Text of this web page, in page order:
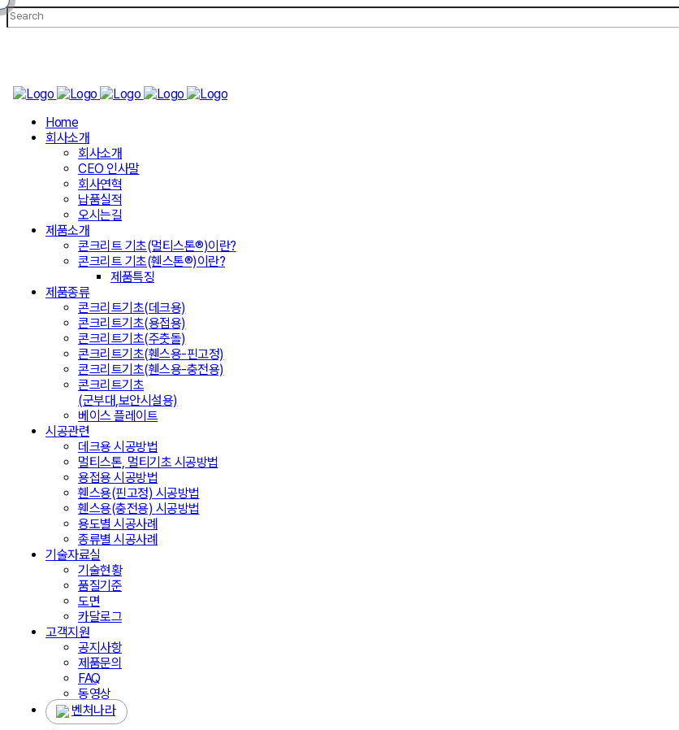
Home
회사소개
회사소개
CEO 인사말
회사연혁
납품실적
오시는길
제품소개
콘크리트 기초(멀티스톤®)이란?
콘크리트 기초(휀스톤®)이란?
제품특징
제품종류
콘크리트기초(데크용)
콘크리트기초(용접용)
콘크리트기초(주춧돌)
콘크리트기초(휀스용-핀고정)
콘크리트기초(휀스용-충전용)
콘크리트기초
(군부대,보안시설용)
베이스 플레이트
시공관련
데크용 시공방법
멀티스톤, 멀티기초 시공방법
용접용 시공방법
휀스용(핀고정) 시공방법
휀스용(충전용) 시공방법
용도별 시공사례
종류별 시공사례
기술자료실
기술현황
품질기준
도면
카달로그
고객지원
공지사항
제품문의
FAQ
동영상
벤처나라